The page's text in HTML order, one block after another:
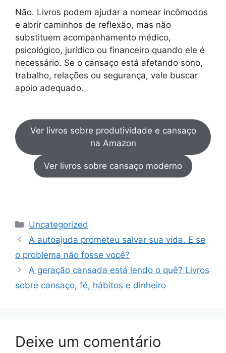
Não. Livros podem ajudar a nomear incômodos
e abrir caminhos de reflexão, mas não
substituem acompanhamento médico,
psicológico, jurídico ou financeiro quando ele é
necessário. Se o cansaço está afetando sono,
trabalho, relações ou segurança, vale buscar
apoio adequado.
Ver livros sobre produtividade e cansaço
na Amazon
Ver livros sobre cansaço moderno
Categorias
Uncategorized
A autoajuda prometeu salvar sua vida. E se
o problema não fosse você?
A geração cansada está lendo o quê? Livros
sobre cansaço, fé, hábitos e dinheiro
Deixe um comentário